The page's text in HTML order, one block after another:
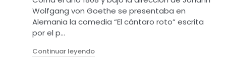
Wolfgang von Goethe se presentaba en
Alemania la comedia “El cántaro roto” escrita
por el p…
Continuar leyendo"El cántaro roto"